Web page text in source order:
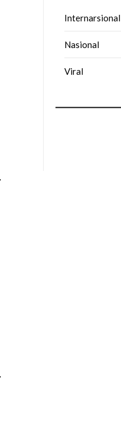
Internarsional
Nasional
Viral